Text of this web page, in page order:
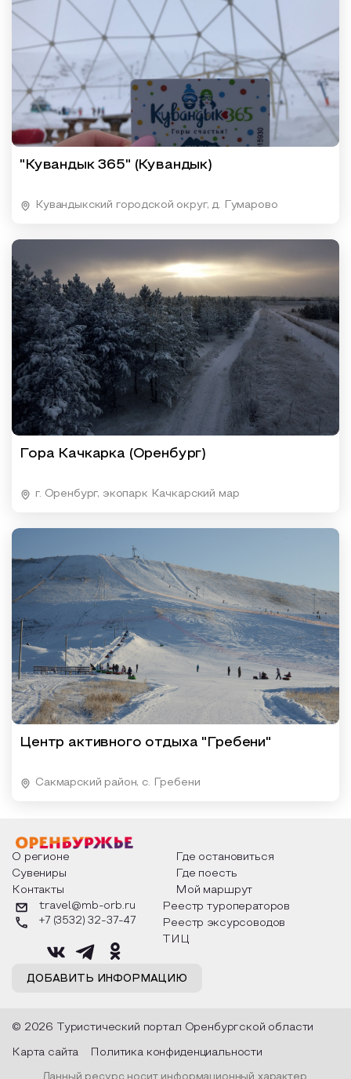
"Кувандык 365" (Кувандык)
Кувандыкский городской округ, д. Гумарово
Гора Качкарка (Оренбург)
г. Оренбург, экопарк Качкарский мар
Центр активного отдыха "Гребени"
Сакмарский район, с. Гребени
О регионе
Где остановиться
Сувениры
Где поесть
Контакты
Мой маршрут
ДОБАВИТЬ ИНФОРМАЦИЮ
travel@mb-orb.ru
+7 (3532) 32-37-47
Реестр туроператоров
Реестр эксурсоводов
ТИЦ
© 2026 Туристический портал Оренбургской области
Карта сайта Политика конфиденциальности